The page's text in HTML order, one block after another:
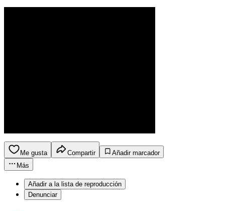
Me gusta Compartir
Añadir marcador
Más
Añadir a la lista de reproducción
Denunciar